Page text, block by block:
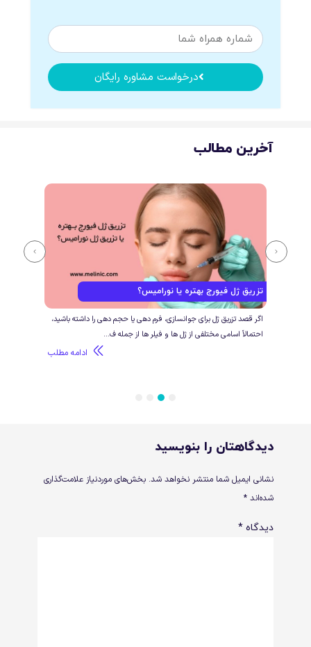
درخواست مشاوره رایگان
آخرین مطالب
تزریق ژل فیورج بهتره یا نورامیس؟
اگر قصد تزریق ژل برای جوانسازی، فرم دهی یا حجم دهی را داشته باشید،
احتمالاً اسامی مختلفی از ژل ها و فیلر ها از جمله ف...
ادامه مطلب
دیدگاهتان را بنویسید
نشانی ایمیل شما منتشر نخواهد شد. بخش‌های موردنیاز علامت‌گذاری
شده‌اند *
دیدگاه *